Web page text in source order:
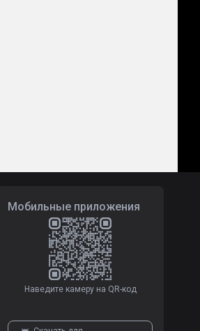
Мобильные приложения
Наведите камеру на QR-код
жалоб Отзывы о букмекерах